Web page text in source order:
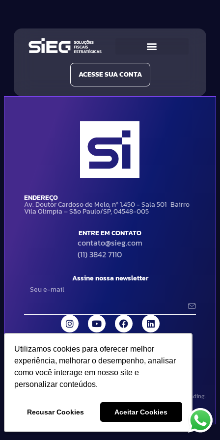
Utilizamos cookies para oferecer melhor
experiência, melhorar o desempenho, analisar
como você interage em nosso site e
personalizar conteúdos.
Recusar Cookies Aceitar Cookies
Utilizamos cookies para oferecer melhor
experiência, melhorar o desempenho, analisar
como você interage em nosso site e
personalizar conteúdos.
Recusar Cookies Aceitar Cookies
ACESSE SUA CONTA
ENDEREÇO
Av. Doutor Cardoso de Melo, nº 1.450 - Sala 501 Bairro
Vila Olimpia – São Paulo/SP, 04548-005
ENTRE EM CONTATO
contato@sieg.com
(11) 3842 7110
Assine nossa newsletter
© 2024 SIEG Soluções Fiscais Estratégicas. Todos os direitos
reservados | Termos de uso e política de privacidade..
Design por Empória Branding.